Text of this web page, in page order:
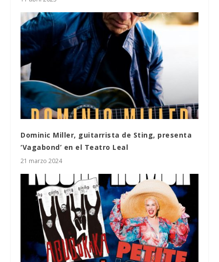
Dominic Miller, guitarrista de Sting, presenta
‘Vagabond’ en el Teatro Leal
21 marzo 2024